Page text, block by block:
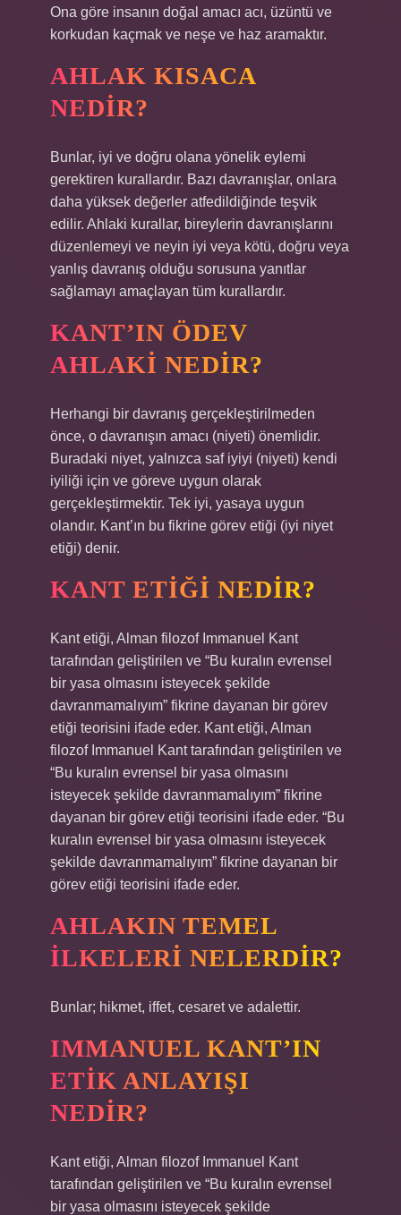
Ona göre insanın doğal amacı acı, üzüntü ve
korkudan kaçmak ve neşe ve haz aramaktır.
AHLAK KISACA
NEDIR?
Bunlar, iyi ve doğru olana yönelik eylemi
gerektiren kurallardır. Bazı davranışlar, onlara
daha yüksek değerler atfedildiğinde teşvik
edilir. Ahlaki kurallar, bireylerin davranışlarını
düzenlemeyi ve neyin iyi veya kötü, doğru veya
yanlış davranış olduğu sorusuna yanıtlar
sağlamayı amaçlayan tüm kurallardır.
KANT’IN ÖDEV
AHLAKI NEDIR?
Herhangi bir davranış gerçekleştirilmeden
önce, o davranışın amacı (niyeti) önemlidir.
Buradaki niyet, yalnızca saf iyiyi (niyeti) kendi
iyiliği için ve göreve uygun olarak
gerçekleştirmektir. Tek iyi, yasaya uygun
olandır. Kant’ın bu fikrine görev etiği (iyi niyet
etiği) denir.
KANT ETIĞI NEDIR?
Kant etiği, Alman filozof Immanuel Kant
tarafından geliştirilen ve “Bu kuralın evrensel
bir yasa olmasını isteyecek şekilde
davranmamalıyım” fikrine dayanan bir görev
etiği teorisini ifade eder. Kant etiği, Alman
filozof Immanuel Kant tarafından geliştirilen ve
“Bu kuralın evrensel bir yasa olmasını
isteyecek şekilde davranmamalıyım” fikrine
dayanan bir görev etiği teorisini ifade eder. “Bu
kuralın evrensel bir yasa olmasını isteyecek
şekilde davranmamalıyım” fikrine dayanan bir
görev etiği teorisini ifade eder.
AHLAKIN TEMEL
ILKELERI NELERDIR?
Bunlar; hikmet, iffet, cesaret ve adalettir.
IMMANUEL KANT’IN
ETIK ANLAYIŞI
NEDIR?
Kant etiği, Alman filozof Immanuel Kant
tarafından geliştirilen ve “Bu kuralın evrensel
bir yasa olmasını isteyecek şekilde